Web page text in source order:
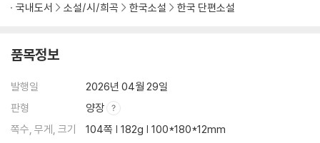
국내도서 소설/시/희곡 한국소설 한국 단편소설
품목정보
발행일
2026년 04월 29일
판형
양장
쪽수, 무게, 크기
104쪽 | 182g | 100*180*12mm